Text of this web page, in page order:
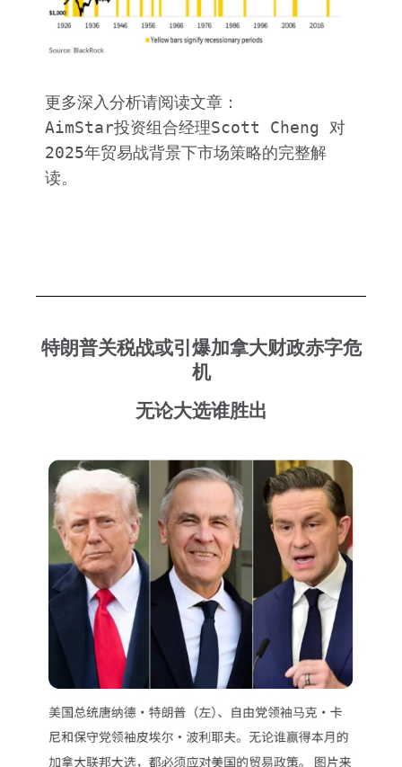
更多深入分析请阅读文章：
AimStar投资组合经理Scott Cheng 对
2025年贸易战背景下市场策略的完整解
读。
特朗普关税战或引爆加拿大财政赤字危
机
无论大选谁胜出